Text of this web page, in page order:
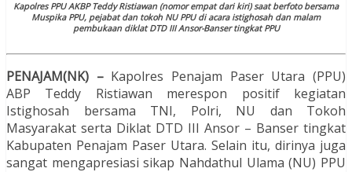
Kapolres PPU AKBP Teddy Ristiawan (nomor empat dari kiri) saat berfoto bersama
Muspika PPU, pejabat dan tokoh NU PPU di acara istighosah dan malam
pembukaan diklat DTD III Ansor-Banser tingkat PPU
PENAJAM(NK) – Kapolres Penajam Paser Utara (PPU)
ABP Teddy Ristiawan merespon positif kegiatan
Istighosah bersama TNI, Polri, NU dan Tokoh
Masyarakat serta Diklat DTD III Ansor – Banser tingkat
Kabupaten Penajam Paser Utara. Selain itu, dirinya juga
sangat mengapresiasi sikap Nahdathul Ulama (NU) PPU